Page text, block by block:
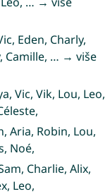
Eden, Charly,
Camille, … → više
Vic, Vik, Lou, Leo,
Aria, Robin, Lou,
Noé,
Charlie, Alix,
Leo,